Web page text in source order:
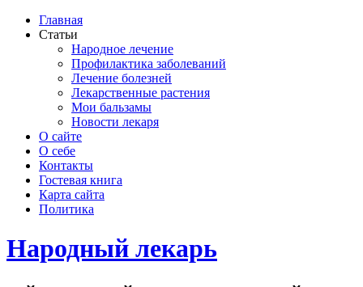
Главная
Статьи
Народное лечение
Профилактика заболеваний
Лечение болезней
Лекарственные растения
Мои бальзамы
Новости лекаря
О сайте
О себе
Контакты
Гостевая книга
Карта сайта
Политика
Народный лекарь